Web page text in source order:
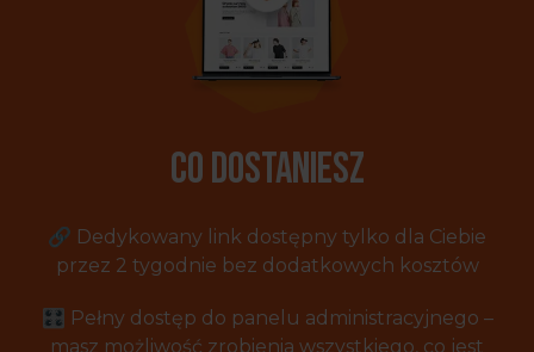
Co dostaniesz
🔗 Dedykowany link dostępny tylko dla Ciebie
przez 2 tygodnie bez dodatkowych kosztów
🎛 Pełny dostęp do panelu administracyjnego –
masz możliwość zrobienia wszystkiego, co jest